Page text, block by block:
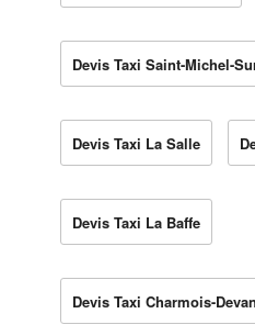
Devis Taxi Saint-Michel-
Devis Taxi La Salle
Devis Taxi La Baffe
Devis Taxi Charmois-